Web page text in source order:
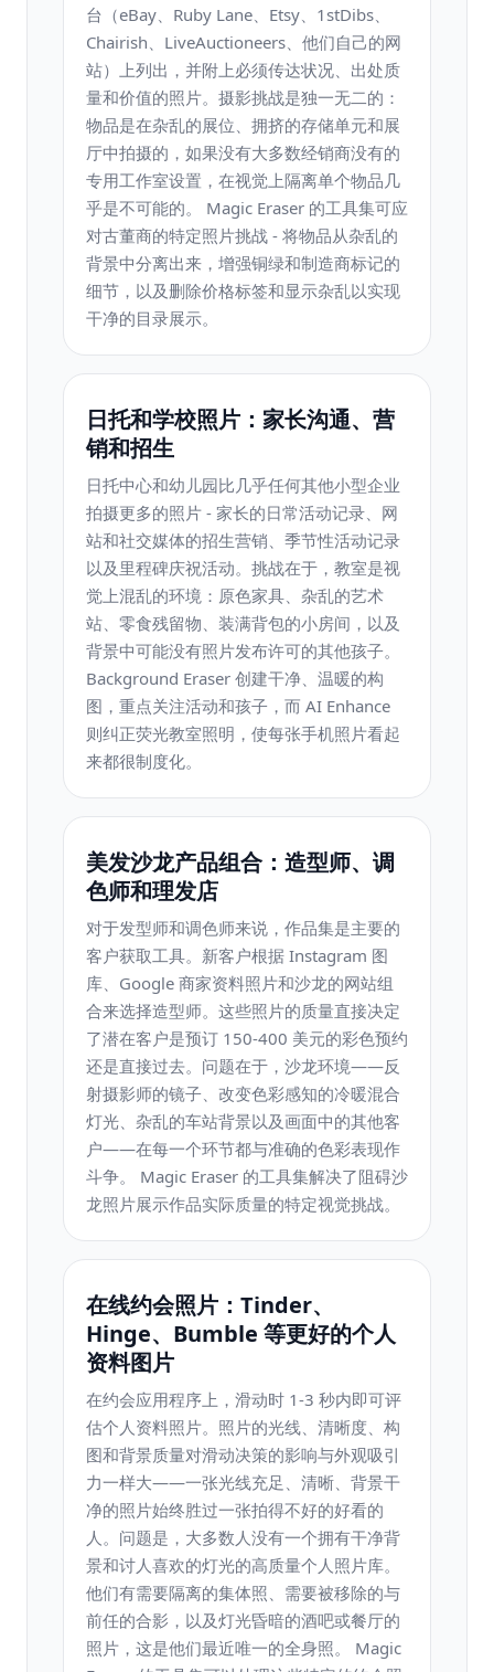
台（eBay、Ruby Lane、Etsy、1stDibs、
Chairish、LiveAuctioneers、他们自己的网
站）上列出，并附上必须传达状况、出处质
量和价值的照片。摄影挑战是独一无二的：
物品是在杂乱的展位、拥挤的存储单元和展
厅中拍摄的，如果没有大多数经销商没有的
专用工作室设置，在视觉上隔离单个物品几
乎是不可能的。 Magic Eraser 的工具集可应
对古董商的特定照片挑战 - 将物品从杂乱的
背景中分离出来，增强铜绿和制造商标记的
细节，以及删除价格标签和显示杂乱以实现
干净的目录展示。
日托和学校照片：家长沟通、营
销和招生
日托中心和幼儿园比几乎任何其他小型企业
拍摄更多的照片 - 家长的日常活动记录、网
站和社交媒体的招生营销、季节性活动记录
以及里程碑庆祝活动。挑战在于，教室是视
觉上混乱的环境：原色家具、杂乱的艺术
站、零食残留物、装满背包的小房间，以及
背景中可能没有照片发布许可的其他孩子。
Background Eraser 创建干净、温暖的构
图，重点关注活动和孩子，而 AI Enhance
则纠正荧光教室照明，使每张手机照片看起
来都很制度化。
美发沙龙产品组合：造型师、调
色师和理发店
对于发型师和调色师来说，作品集是主要的
客户获取工具。新客户根据 Instagram 图
库、Google 商家资料照片和沙龙的网站组
合来选择造型师。这些照片的质量直接决定
了潜在客户是预订 150-400 美元的彩色预约
还是直接过去。问题在于，沙龙环境——反
射摄影师的镜子、改变色彩感知的冷暖混合
灯光、杂乱的车站背景以及画面中的其他客
户——在每一个环节都与准确的色彩表现作
斗争。 Magic Eraser 的工具集解决了阻碍沙
龙照片展示作品实际质量的特定视觉挑战。
在线约会照片：Tinder、
Hinge、Bumble 等更好的个人
资料图片
在约会应用程序上，滑动时 1-3 秒内即可评
估个人资料照片。照片的光线、清晰度、构
图和背景质量对滑动决策的影响与外观吸引
力一样大——一张光线充足、清晰、背景干
净的照片始终胜过一张拍得不好的好看的
人。问题是，大多数人没有一个拥有干净背
景和讨人喜欢的灯光的高质量个人照片库。
他们有需要隔离的集体照、需要被移除的与
前任的合影，以及灯光昏暗的酒吧或餐厅的
照片，这是他们最近唯一的全身照。 Magic